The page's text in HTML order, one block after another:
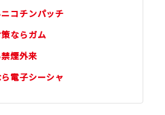
コチンパッチ
ならガム
煙外来
電子シーシャ